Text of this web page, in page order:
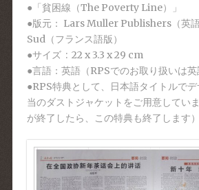
●「貧困線（The Poverty Line）」
●版元： Lars Muller Publishers（英
Sud（フランス語版）
●サイズ ‏ : ‎ 22 x 3.3 x 29 cm
●言語：英語（RPSでのお取り扱いは英
●RPS特典として、日本語タイトルで
当のダストジャケットをご用意してい
が終了したら、この特典も終了します）